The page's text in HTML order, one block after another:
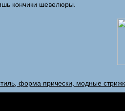
кончики шевелюры.
форма прически, модные